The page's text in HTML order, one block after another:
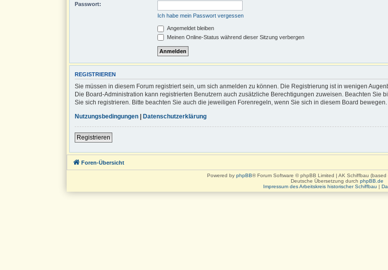
Passwort:
Ich habe mein Passwort vergessen
Angemeldet bleiben
Meinen Online-Status während dieser Sitzung verbergen
REGISTRIEREN
Sie müssen in diesem Forum registriert sein, um sich anmelden zu können. Die Registrierung ist in wenigen
Die Board-Administration kann registrierten Benutzern auch zusätzliche Berechtigungen zuweisen. Beachten
Sie sich registrieren. Bitte beachten Sie auch die jeweiligen Forenregeln, wenn Sie sich in diesem Board bewegen.
Nutzungsbedingungen | Datenschutzerklärung
Registrieren
Foren-Übersicht
Powered by phpBB® Forum Software © phpBB Limited | AK Schiffbau
Deutsche Übersetzung durch phpBB.de
Impressum des Arbeitskreis historischer Schiffbau |